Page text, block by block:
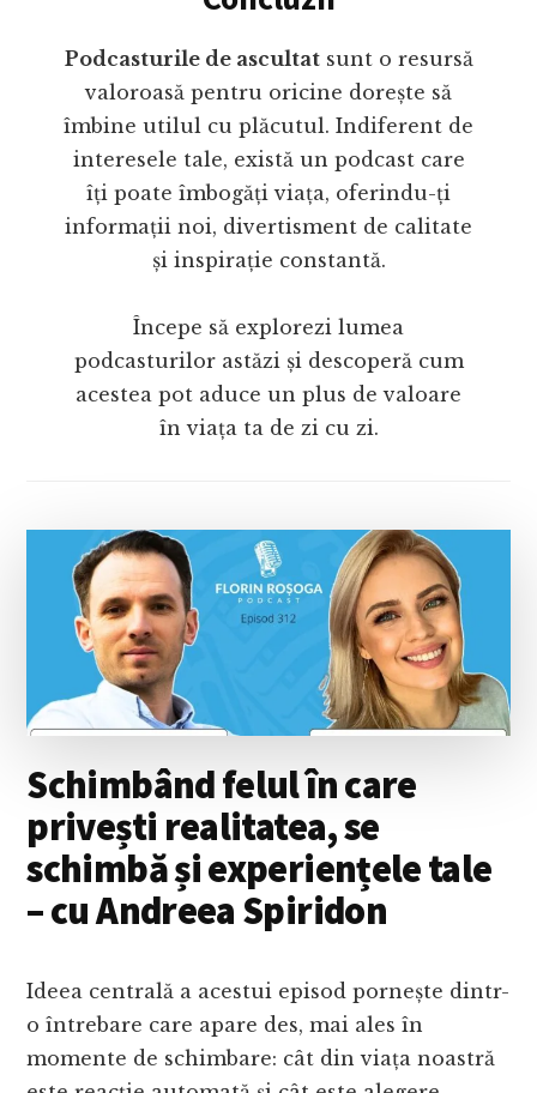
Podcasturile de ascultatsunt o resursă
valoroasă pentru oricine dorește să
îmbine utilul cu plăcutul. Indiferent de
interesele tale, există un podcast care
îți poate îmbogăți viața, oferindu-ți
informații noi, divertisment de calitate
și inspirație constantă.
Începe să explorezi lumea
podcasturilor astăzi și descoperă cum
acestea pot aduce un plus de valoare
în viața ta de zi cu zi.
Schimbând felul în care
privești realitatea, se
schimbă și experiențele tale
– cu Andreea Spiridon
Ideea centrală a acestui episod pornește dintr-
o întrebare care apare des, mai ales în
momente de schimbare: cât din viața noastră